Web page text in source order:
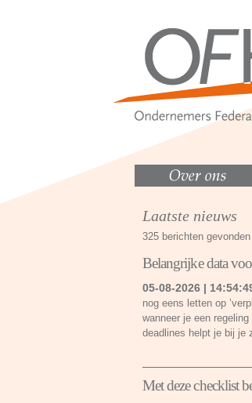
Laatste nieuws
325 berichten gevonden
Belangrijke data
05-08-2026 |
nog eens letten op
wanneer je een
deadlines helpt je bij je
Met deze checklist